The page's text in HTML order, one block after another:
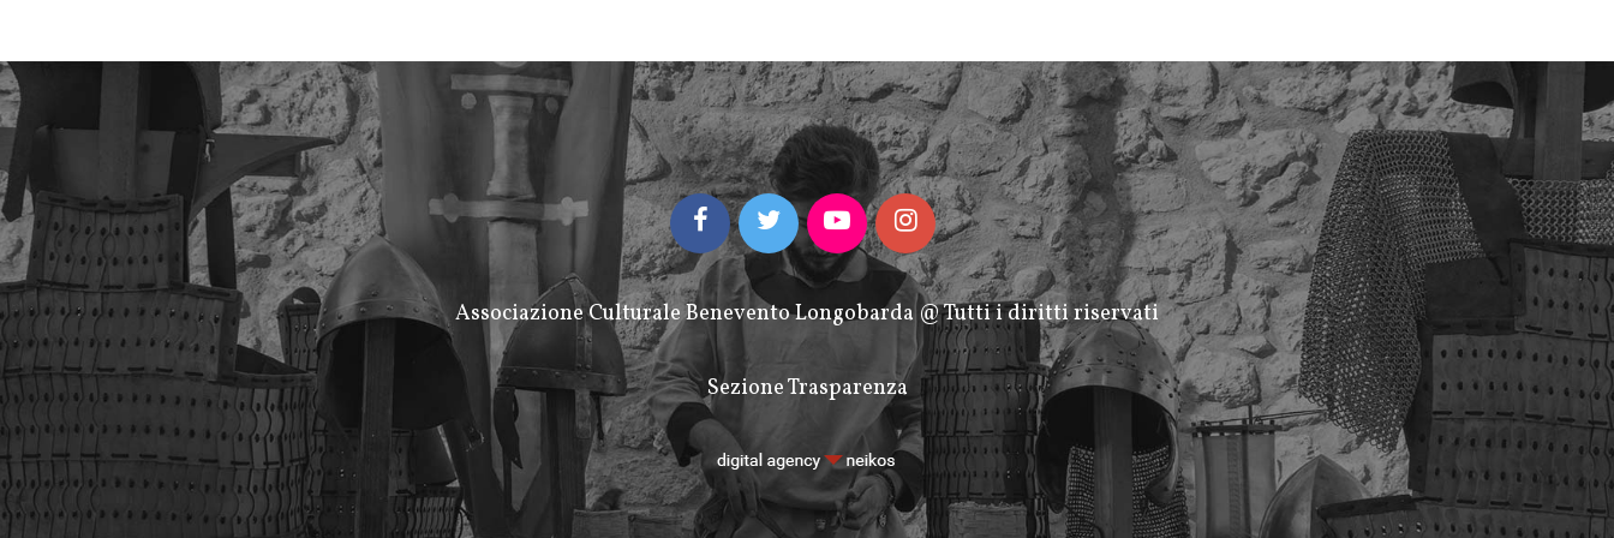
Associazione Culturale Benevento Longobarda @ Tutti i diritti riservati
Sezione Trasparenza